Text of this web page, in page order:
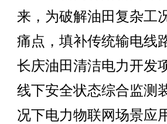
来，为破解油田复杂工
痛点，填补传统输电线
长庆油田清洁电力开发
线下安全状态综合监测
况下电力物联网场景应